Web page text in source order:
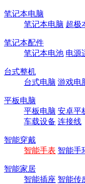
笔记本电脑
笔记本电脑 超极
笔记本配件
笔记本电池 电源
台式整机
台式电脑 游戏电
平板电脑
平板电脑 安卓平
车载设备 连接线
智能穿戴
智能手表 智能手
智能家居
智能插座 智能传